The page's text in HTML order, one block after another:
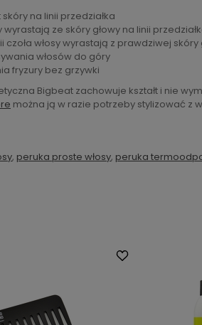
na linii przedziałka
wyrastają ze skóry głowy na linii
czoła włosy wyrastają z prawdziwej skóry
włosów do góry
fryzury bez grzywki
Bigbeat zachowuje kształt i nie
można ją w razie potrzeby stylizować z
, peruka proste włosy, peruka